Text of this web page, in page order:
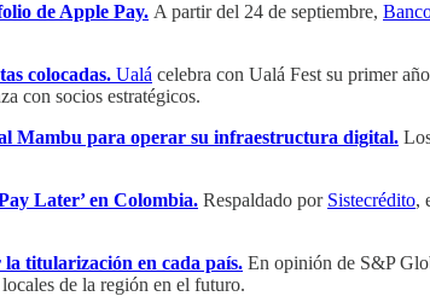
de Apple Pay. A partir del 24 de septiembre,
colocadas. Ualá celebra con Ualá Fest su primer
con socios estratégicos.
Mambu para operar su infraestructura digital.
Later’ en Colombia. Respaldado por Sistecrédito,
titularización en cada país. En opinión de S&P
de la región en el futuro.